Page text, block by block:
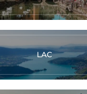
LAC